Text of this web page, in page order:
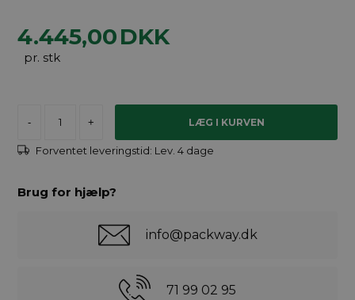
4.445,00DKK
pr. stk
- +
Forventet leveringstid: Lev. 4 dage
Brug for hjælp?
info@packway.dk
71 99 02 95